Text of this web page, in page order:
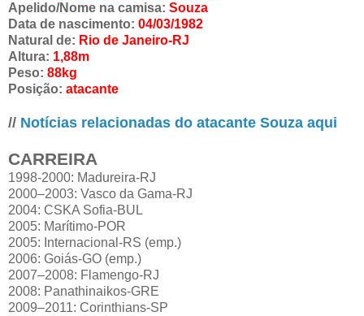
Apelido/Nome na camisa: Souza
Data de nascimento: 04/03/1982
Natural de: Rio de Janeiro-RJ
Altura: 1,88m
Peso: 88kg
Posição: atacante
// Notícias relacionadas do atacante Souza aqui
CARREIRA
1998-2000: Madureira-RJ
2000–2003: Vasco da Gama-RJ
2004: CSKA Sofia-BUL
2005: Marítimo-POR
2005: Internacional-RS (emp.)
2006: Goiás-GO (emp.)
2007–2008: Flamengo-RJ
2008: Panathinaikos-GRE
2009–2011: Corinthians-SP